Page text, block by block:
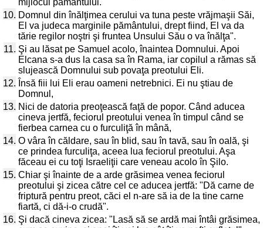
mijlocul pământului.
10. Domnul din înălţimea cerului va tuna peste vrăjmaşii Săi,
El va judeca marginile pământului, drept fiind, El va da
tărie regilor noştri şi fruntea Unsului Său o va înălţa".
11. Şi au lăsat pe Samuel acolo, înaintea Domnului. Apoi
Elcana s-a dus la casa sa în Rama, iar copilul a rămas să
slujească Domnului sub povaţa preotului Eli.
12. Însă fiii lui Eli erau oameni netrebnici. Ei nu ştiau de
Domnul,
13. Nici de datoria preoţească faţă de popor. Când aducea
cineva jertfă, feciorul preotului venea în timpul când se
fierbea carnea cu o furculiţă în mână,
14. O vâra în căldare, sau în blid, sau în tavă, sau în oală, şi
ce prindea furculiţa, aceea lua feciorul preotului. Aşa
făceau ei cu toţi Israeliţii care veneau acolo în Şilo.
15. Chiar şi înainte de a arde grăsimea venea feciorul
preotului şi zicea către cel ce aducea jertfă: "Dă carne de
friptură pentru preot, căci el n-are să ia de la tine carne
fiartă, ci dă-i-o crudă".
16. Şi dacă cineva zicea: "Lasă să se ardă mai întâi grăsimea,